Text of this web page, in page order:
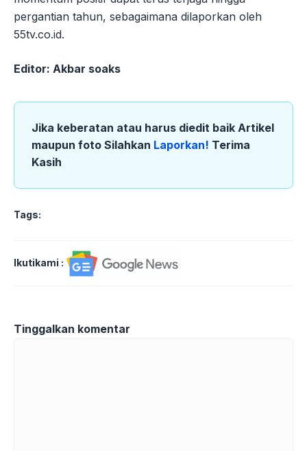
pergantian tahun, sebagaimana dilaporkan oleh
55tv.co.id.
Editor: Akbar soaks
Jika keberatan atau harus diedit baik Artikel
maupun foto Silahkan Laporkan! Terima
Kasih
Tags:
Ikutikami :
Tinggalkan komentar